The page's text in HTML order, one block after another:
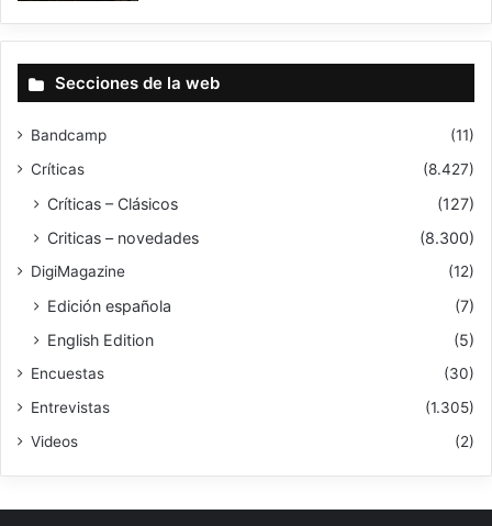
Secciones de la web
Bandcamp
(11)
Críticas
(8.427)
Críticas – Clásicos
(127)
Criticas – novedades
(8.300)
DigiMagazine (12)
Edición española
(7)
English Edition
(5)
Encuestas
(30)
Entrevistas
(1.305)
Videos
(2)